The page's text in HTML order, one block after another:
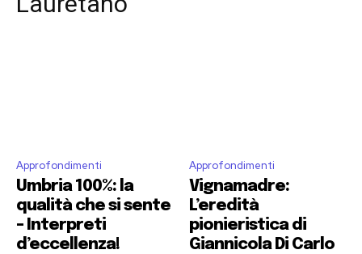
Approfondimenti
Umbria 100%: la
qualità che si sente
– Interpreti
d’eccellenza!
Approfondimenti
Vignamadre:
L’eredità
pionieristica di
Giannicola Di Carlo